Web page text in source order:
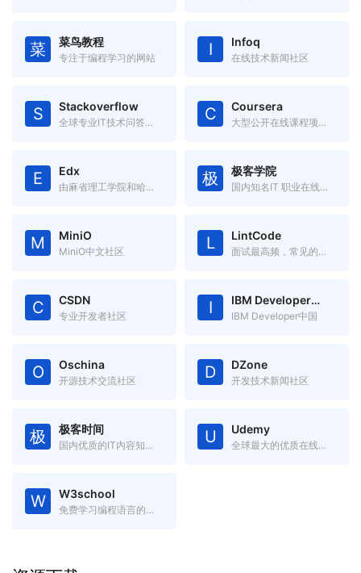
菜 菜鸟教程
专注于编程学习的网站 I Infoq
在线技术新闻社区
S Stackoverflow
全球专业IT技术问答社区 C Coursera
大型公开在线课程项目，由美国斯坦福大学两名计算机科学教授创办。
E Edx
由麻省理工学院和哈佛大学联合创办的大规模开放在线课堂平台。 极 极客学院
国内知名IT 职业在线教育平台
M MiniO
MiniO中文社区 L LintCode
面试最高频，常见的编程题目
C CSDN
专业开发者社区 I IBM Developer中国
IBM Developer中国
O Oschina
开源技术交流社区 D DZone
开发技术新闻社区
极 极客时间
国内优质的IT内容知识服务 U Udemy
全球最大的优质在线课程网站
W W3school
免费学习编程语言的在线学习网站